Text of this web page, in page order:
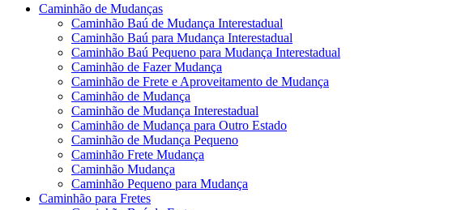
Caminhão de Mudanças
Caminhão Baú de Mudança Interestadual
Caminhão Baú para Mudança Interestadual
Caminhão Baú Pequeno para Mudança Interestadual
Caminhão de Fazer Mudança
Caminhão de Frete e Aproveitamento de Mudança
Caminhão de Mudança
Caminhão de Mudança Interestadual
Caminhão de Mudança para Outro Estado
Caminhão de Mudança Pequeno
Caminhão Frete Mudança
Caminhão Mudança
Caminhão Pequeno para Mudança
Caminhão para Fretes